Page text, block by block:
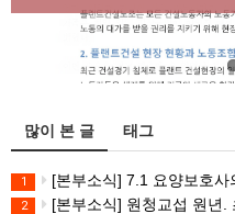
많이 본 글 태그
1 [본부소식] 7.1 요양보호
2 [본부소식] 원청교섭 원년. 초기업교섭 돌파!